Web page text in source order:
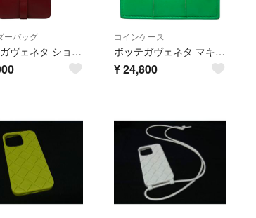
ーバッグ
ボッテガヴェネタ ショルダーバッグ レザー レディース BOTTEGAVENETA 【1-0283562】
コインケース
ボッテガヴェネタ マキシイントレチャート カセット コインケース カードケース レザー レディース BOTTEGAVENETA 【1-0283366】
¥24,800